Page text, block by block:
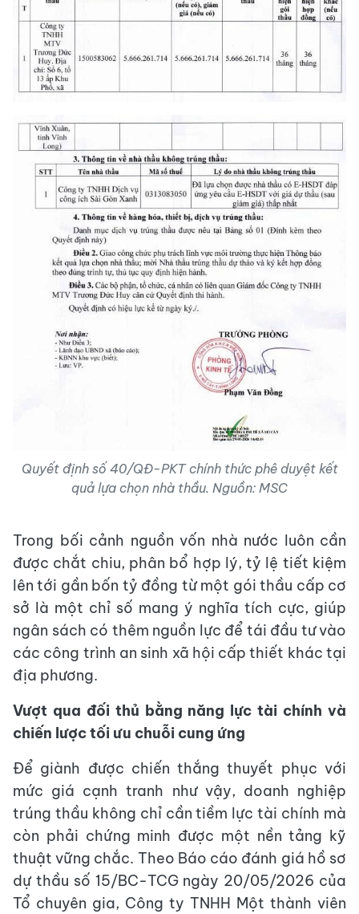
Quyết định số 40/QĐ-PKT chính thức phê duyệt kết
quả lựa chọn nhà thầu. Nguồn: MSC
Trong bối cảnh nguồn vốn nhà nước luôn cần
được chắt chiu, phân bổ hợp lý, tỷ lệ tiết kiệm
lên tới gần bốn tỷ đồng từ một gói thầu cấp cơ
sở là một chỉ số mang ý nghĩa tích cực, giúp
ngân sách có thêm nguồn lực để tái đầu tư vào
các công trình an sinh xã hội cấp thiết khác tại
địa phương.
Vượt qua đối thủ bằng năng lực tài chính và
chiến lược tối ưu chuỗi cung ứng
Để giành được chiến thắng thuyết phục với
mức giá cạnh tranh như vậy, doanh nghiệp
trúng thầu không chỉ cần tiềm lực tài chính mà
còn phải chứng minh được một nền tảng kỹ
thuật vững chắc. Theo Báo cáo đánh giá hồ sơ
dự thầu số 15/BC-TCG ngày 20/05/2026 của
Tổ chuyên gia, Công ty TNHH Một thành viên